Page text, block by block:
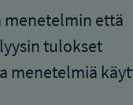
menetelmin että
tulokset
menetelmiä